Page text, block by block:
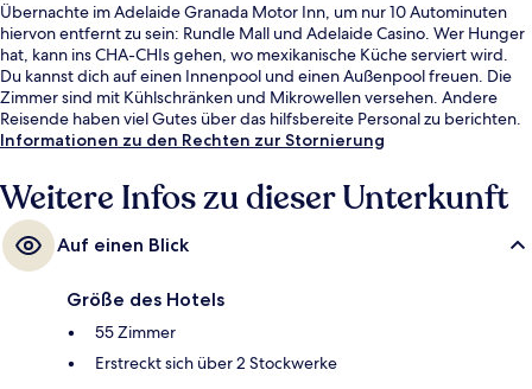
Übernachte im Adelaide Granada Motor Inn, um nur 10 Autominuten
hiervon entfernt zu sein: Rundle Mall und Adelaide Casino. Wer Hunger
hat, kann ins CHA-CHIs gehen, wo mexikanische Küche serviert wird.
Du kannst dich auf einen Innenpool und einen Außenpool freuen. Die
Zimmer sind mit Kühlschränken und Mikrowellen versehen. Andere
Reisende haben viel Gutes über das hilfsbereite Personal zu berichten.
Informationen zu den Rechten zur Stornierung
Weitere Infos zu dieser Unterkunft
Auf einen Blick
Größe des Hotels
55 Zimmer
Erstreckt sich über 2 Stockwerke